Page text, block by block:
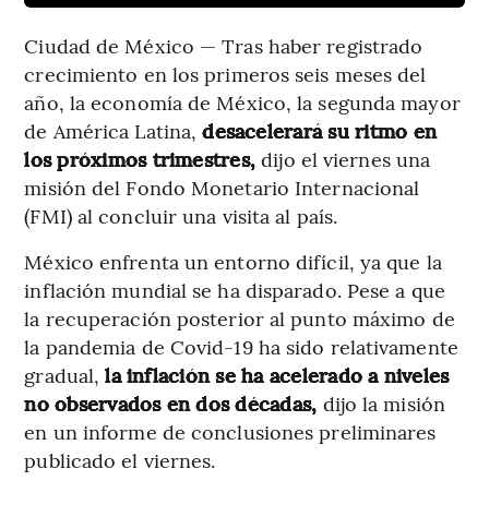
Ciudad de México — Tras haber registrado
crecimiento en los primeros seis meses del
año, la economía de México, la segunda mayor
de América Latina,desacelerará su ritmo en
los próximos trimestres, dijo el viernes una
misión del Fondo Monetario Internacional
(FMI) al concluir una visita al país.
México enfrenta un entorno difícil, ya que la
inflación mundial se ha disparado. Pese a que
la recuperación posterior al punto máximo de
la pandemia de Covid-19 ha sido relativamente
gradual,la inflación se ha acelerado a niveles
no observados en dos décadas, dijo la misión
en un informe de conclusiones preliminares
publicado el viernes.